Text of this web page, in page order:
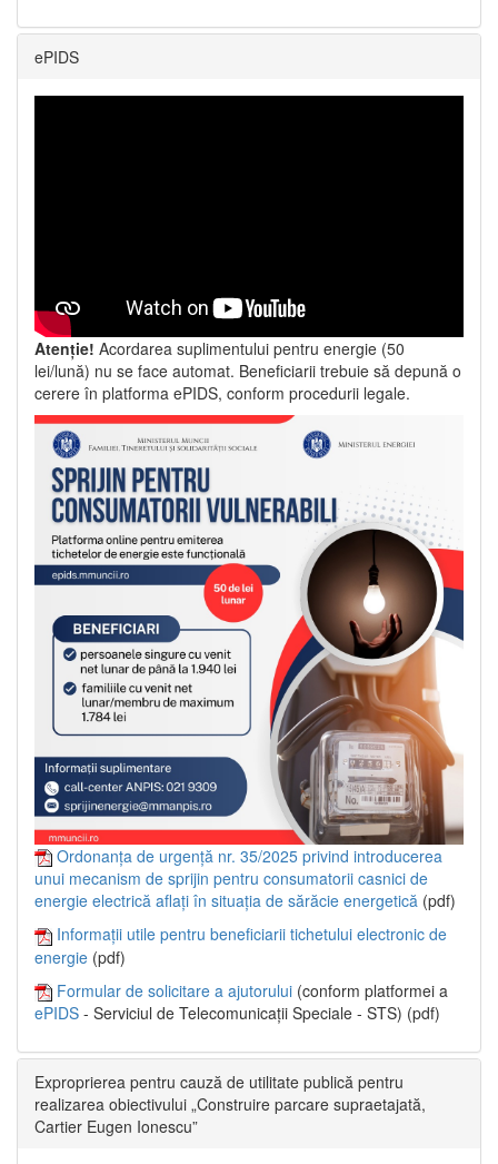
ePIDS
Atenție! Acordarea suplimentului pentru energie (50
lei/lună) nu se face automat. Beneficiarii trebuie să depună o
cerere în platforma ePIDS, conform procedurii legale.
Ordonanța de urgență nr. 35/2025 privind introducerea
unui mecanism de sprijin pentru consumatorii casnici de
energie electrică aflați în situația de sărăcie energetică (pdf)
Informații utile pentru beneficiarii tichetului electronic de
energie (pdf)
Formular de solicitare a ajutorului (conform platformei a
ePIDS - Serviciul de Telecomunicații Speciale - STS) (pdf)
Exproprierea pentru cauză de utilitate publică pentru
realizarea obiectivului „Construire parcare supraetajată,
Cartier Eugen Ionescu”